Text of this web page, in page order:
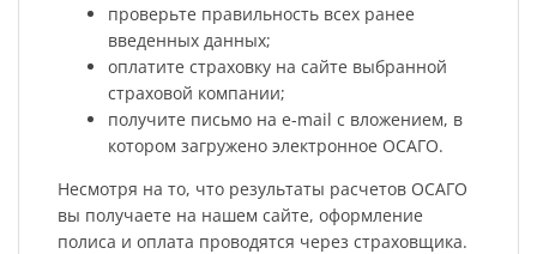
проверьте правильность всех ранее
введенных данных;
оплатите страховку на сайте выбранной
страховой компании;
получите письмо на e-mail с вложением, в
котором загружено электронное ОСАГО.
Несмотря на то, что результаты расчетов ОСАГО
вы получаете на нашем сайте, оформление
полиса и оплата проводятся через страховщика.